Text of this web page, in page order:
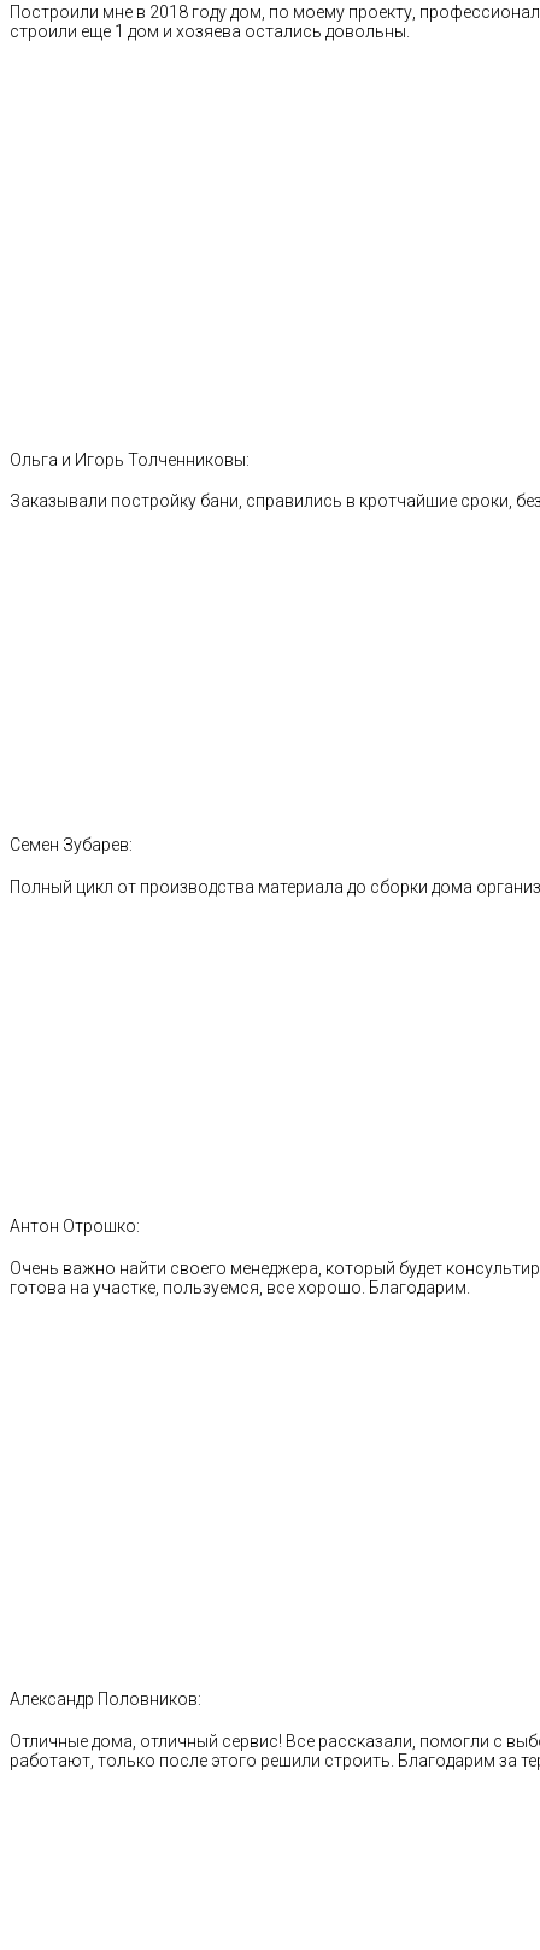
Построили мне в 2018 году дом, по моему проекту,
строили еще 1 дом и хозяева остались довольны.
Ольга и Игорь Толченниковы:
Заказывали постройку бани, справились в кротчайшие сроки,
Семен Зубарев:
Полный цикл от производства материала до сборки дома
Антон Отрошко:
Очень важно найти своего менеджера, который будет
готова на участке, пользуемся, все хорошо. Благодарим.
Александр Половников:
Отличные дома, отличный сервис! Все рассказали, помогли с
работают, только после этого решили строить. Благодарим за